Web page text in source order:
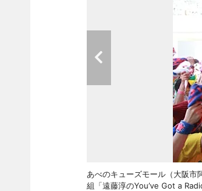
あべのキューズモール（大阪市
組「遠藤淳のYou’ve Got a